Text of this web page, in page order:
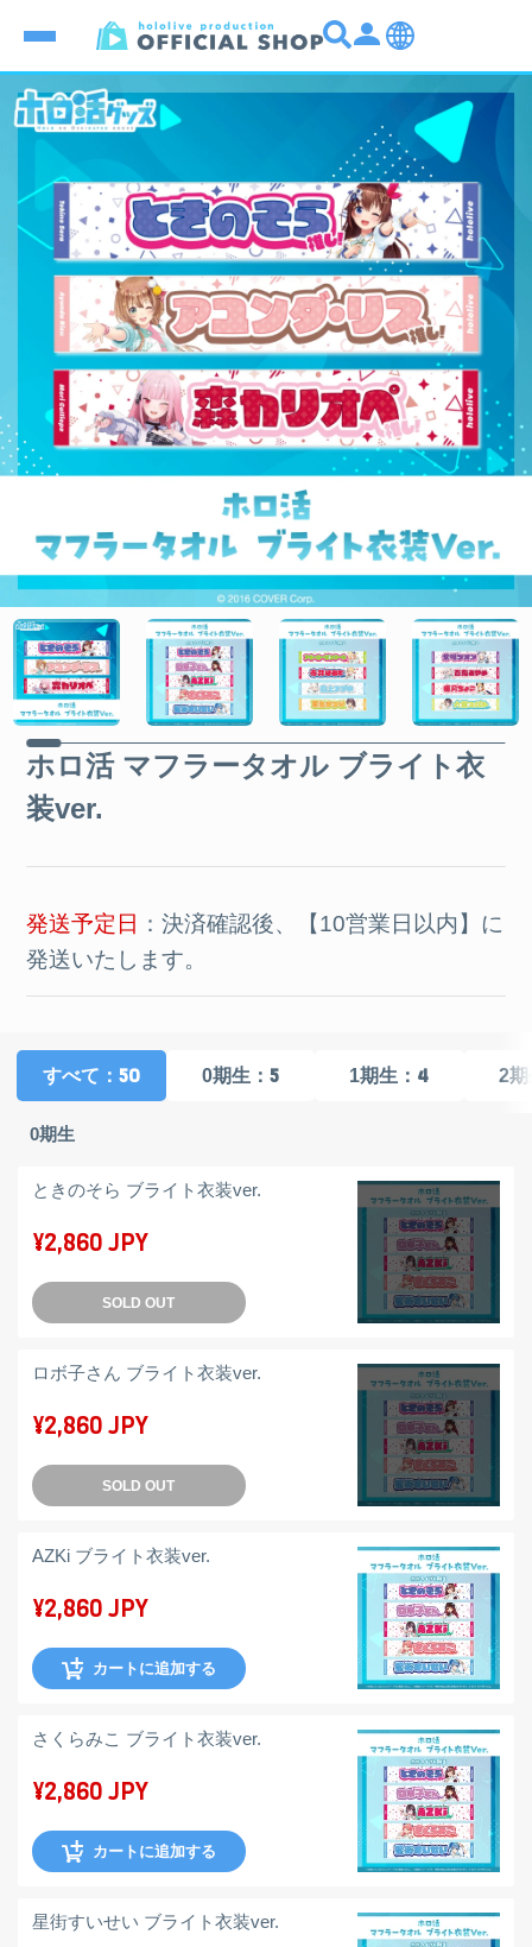
ホロ活 マフラータオル ブライト衣
装ver.
発送予定日 ：決済確認後、【10営業日以内】に
発送いたします。
すべて ：50 0期生：5 1期生 ：4 2期
0期生
ときのそら ブライト衣装ver.
¥2,860 JPY
SOLD OUT
ロボ子さん ブライト衣装ver.
¥2,860 JPY
SOLD OUT
AZKi ブライト衣装ver.
¥2,860 JPY
カートに追加する
さくらみこ ブライト衣装ver.
¥2,860 JPY
カートに追加する
星街すいせい ブライト衣装ver.